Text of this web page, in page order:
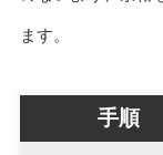
ます。
手順